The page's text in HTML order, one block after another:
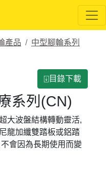
產品
中型腳輪系列
⍗目錄下載
系列(CN)
大波盤結構轉動靈活,
龍加纖雙踏板或鋁踏
會因為長期使用而變